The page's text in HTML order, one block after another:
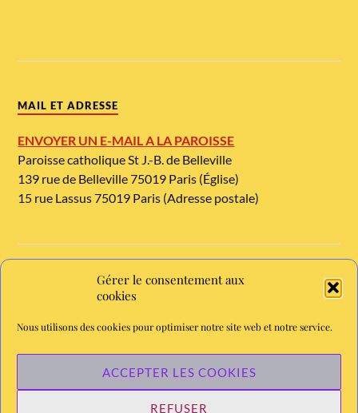
Gérer le consentement aux
cookies
Nous utilisons des cookies pour optimiser notre site web et notre service.
ACCEPTER LES COOKIES
REFUSER
MAIL ET ADRESSE
ENVOYER UN E-MAIL A LA PAROISSE
Paroisse catholique St J.-B. de Belleville
139 rue de Belleville 75019 Paris (Église)
15 rue Lassus 75019 Paris (Adresse postale)
TELEPHONE ET METRO
Tél. : 01 42 08 54 54